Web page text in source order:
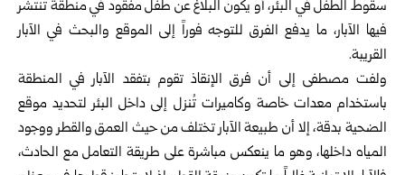
سقوط الطفل في البئر، أو يكون البلاغ عن طفل مفقود في منطقة تنتشر
فيها الآبار، ما يدفع الفرق للتوجه فوراً إلى الموقع والبحث في الآبار
القريبة.
ولفت مصطفى إلى أن فرق الإنقاذ تقوم بتفقد الآبار في المنطقة
باستخدام معدات خاصة وكاميرات تُنزل إلى داخل البئر لتحديد موقع
الضحية بدقة، إلا أن طبيعة الآبار تختلف من حيث العمق والقطر ووجود
المياه داخلها، وهو ما ينعكس مباشرة على طريقة التعامل مع الحادث،